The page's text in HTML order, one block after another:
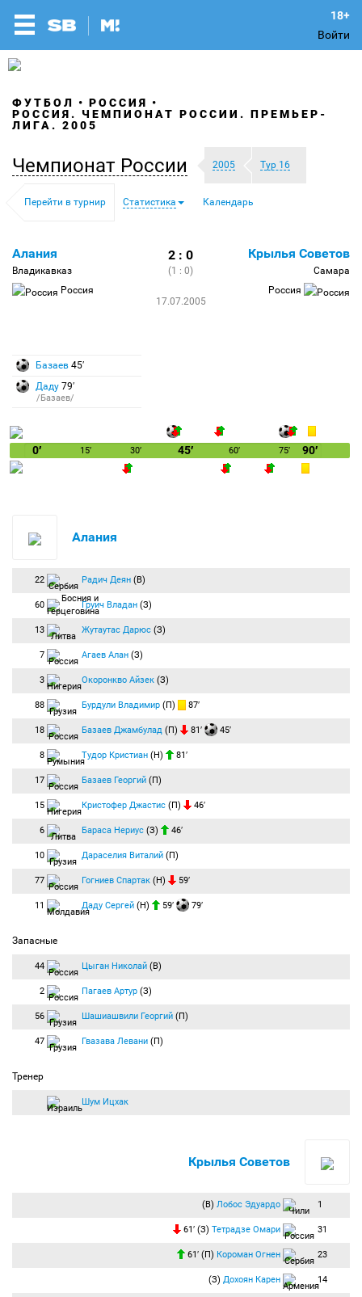
Войти
ФУТБОЛ
РОССИЯ
РОССИЯ. ЧЕМПИОНАТ РОССИИ. ПРЕМЬЕР-
ЛИГА. 2005
Чемпионат России 2005 Тур 16
Перейти в турнир Статистика Календарь
Алания
Владикавказ
Россия
2 : 0
(1 : 0)
17.07.2005
Крылья Советов
Самара
Россия
Базаев 45′
Даду 79′
/Базаев/
0′ 15′ 30′ 45′ 60′ 75′ 90′
Алания
22 Радич Деян (В)
60 Груич Владан (З)
13 Жутаутас Дарюс (З)
7 Агаев Алан (З)
3 Окоронкво Айзек (З)
88 Бурдули Владимир (П) 87′
18 Базаев Джамбулад (П) 81′ 45′
8 Тудор Кристиан (Н) 81′
17 Базаев Георгий (П)
15 Кристофер Джастис (П) 46′
6 Бараса Нериус (З) 46′
10 Дараселия Виталий (П)
77 Гогниев Спартак (Н) 59′
11 Даду Сергей (Н) 59′ 79′
Запасные
44 Цыган Николай (В)
2 Пагаев Артур (З)
56 Шашиашвили Георгий (П)
47 Гвазава Левани (П)
Тренер
Шум Ицхак
Крылья Советов
(В) Лобос Эдуардо 1
61′ (З) Тетрадзе Омари 31
61′ (П) Короман Огнен 23
(З) Дохоян Карен 14